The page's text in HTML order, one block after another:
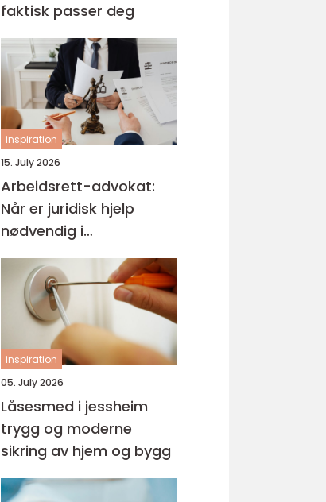
faktisk passer deg
inspiration
15. July 2026
Arbeidsrett-advokat:
Når er juridisk hjelp
nødvendig i
arbeidslivet?
inspiration
05. July 2026
Låsesmed i jessheim
trygg og moderne
sikring av hjem og bygg